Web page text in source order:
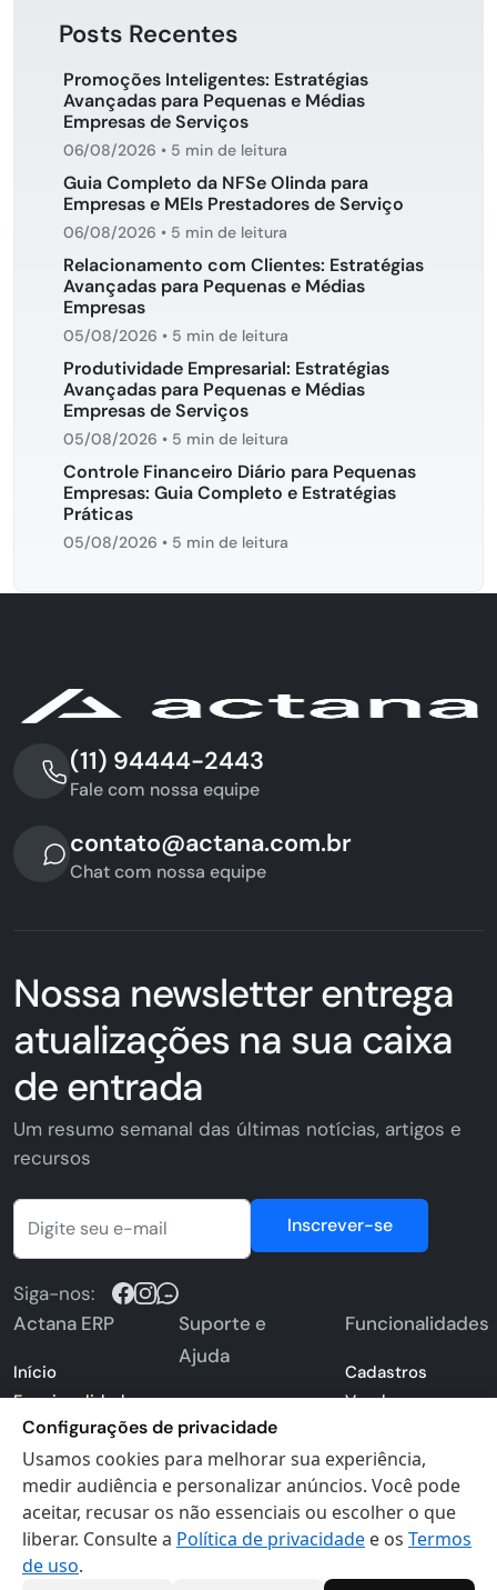
Posts Recentes
Promoções Inteligentes: Estratégias
Avançadas para Pequenas e Médias
Empresas de Serviços
06/08/2026 • 5 min de leitura
Guia Completo da NFSe Olinda para
Empresas e MEIs Prestadores de Serviço
06/08/2026 • 5 min de leitura
Relacionamento com Clientes: Estratégias
Avançadas para Pequenas e Médias
Empresas
05/08/2026 • 5 min de leitura
Produtividade Empresarial: Estratégias
Avançadas para Pequenas e Médias
Empresas de Serviços
05/08/2026 • 5 min de leitura
Controle Financeiro Diário para Pequenas
Empresas: Guia Completo e Estratégias
Práticas
05/08/2026 • 5 min de leitura
(11) 94444-2443
Fale com nossa equipe
contato@actana.com.br
Chat com nossa equipe
Nossa newsletter entrega
atualizações na sua caixa
de entrada
Um resumo semanal das últimas notícias, artigos e
recursos
Inscrever-se
Siga-nos:
Actana ERP
Início
Funcionalidades
ERP
Preços e Planos
Atividades de
negócios
Seja um parceiro
Cadastre-se
Suporte e
Ajuda
Perguntas
Frequentes -
FAQ
Blog
Central de Ajuda
Contato
Funcionalidades
Cadastros
Vendas e
Estoque e
Compras
Financeiro
Emissão de
Notas Fiscais
Configurações de privacidade
Usamos cookies para melhorar sua experiência,
medir audiência e personalizar anúncios. Você pode
aceitar, recusar os não essenciais ou escolher o que
liberar. Consulte a Política de privacidade e os Termos
de uso.